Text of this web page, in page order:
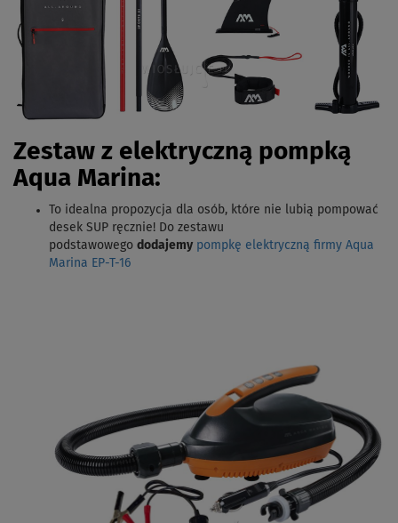
Zestaw z elektryczną pompką
Aqua Marina:
To idealna propozycja dla osób, które nie lubią pompować
desek SUP ręcznie! Do zestawu
podstawowego dodajemy pompkę elektryczną firmy Aqua
Marina EP-T-16